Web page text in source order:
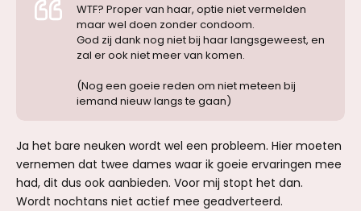
WTF? Proper van haar, optie niet vermelden
maar wel doen zonder condoom.
God zij dank nog niet bij haar langsgeweest, en
zal er ook niet meer van komen.
(Nog een goeie reden om niet meteen bij
iemand nieuw langs te gaan)
Ja het bare neuken wordt wel een probleem. Hier moeten
vernemen dat twee dames waar ik goeie ervaringen mee
had, dit dus ook aanbieden. Voor mij stopt het dan.
Wordt nochtans niet actief mee geadverteerd.